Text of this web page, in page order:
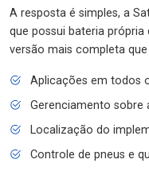
A resposta é simples, a
que possui bateria
versão mais completa
Aplicações em todos
Gerenciamento sobre
Localização do
Controle de pneus e